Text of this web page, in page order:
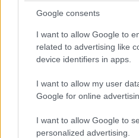
Google consents
I want to allow Google to
related to advertising like
device identifiers in apps.
I want to allow my user
Google for online
I want to allow Google to
personalized advertising.
ΔΙΕΘΝΕΊΣ ΕΙΔΉΣΕΙΣ
Περιοδοντίτιδα:
Καινοτόμος θεραπεία
βακτήριο που
προκαλεί τη νόσο
6 Αυγούστου 2026, 7:34 μμ